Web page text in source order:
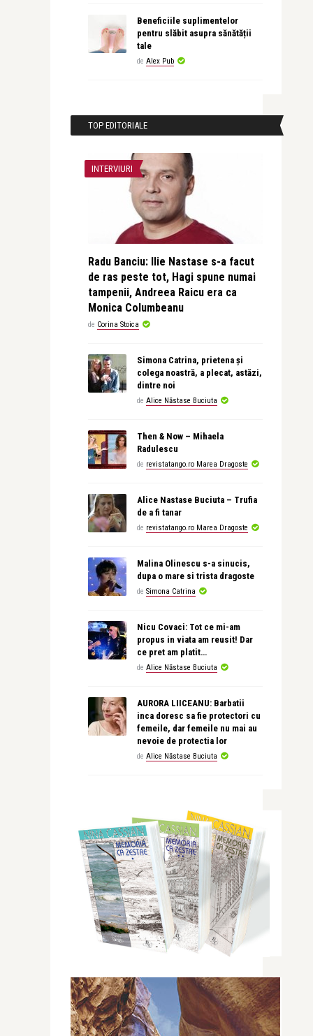
Beneficiile suplimentelor
pentru slăbit asupra sănătății
tale
de Alex Pub
TOP EDITORIALE
INTERVIURI
Radu Banciu: Ilie Nastase s-a facut
de ras peste tot, Hagi spune numai
tampenii, Andreea Raicu era ca
Monica Columbeanu
de Corina Stoica
Simona Catrina, prietena și
colega noastră, a plecat, astăzi,
dintre noi
de Alice Năstase Buciuta
Then & Now – Mihaela
Radulescu
de revistatango.ro Marea Dragoste
Alice Nastase Buciuta – Trufia
de a fi tanar
de revistatango.ro Marea Dragoste
Malina Olinescu s-a sinucis,
dupa o mare si trista dragoste
de Simona Catrina
Nicu Covaci: Tot ce mi-am
propus in viata am reusit! Dar
ce pret am platit…
de Alice Năstase Buciuta
AURORA LIICEANU: Barbatii
inca doresc sa fie protectori cu
femeile, dar femeile nu mai au
nevoie de protectia lor
de Alice Năstase Buciuta